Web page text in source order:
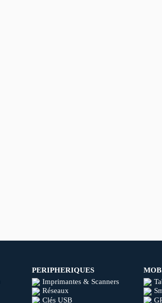
PERIPHERIQUES
Imprimantes & Scanners
Réseaux
Clés USB